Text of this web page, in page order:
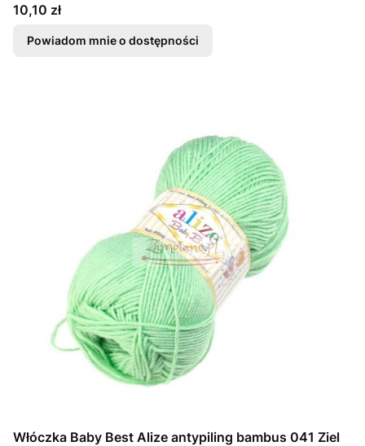
Cena
10,10 zł
Powiadom mnie o dostępności
Włóczka Baby Best Alize antypiling bambus 041 Ziel